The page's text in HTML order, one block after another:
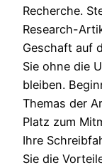
Recherche.
Research-
Geschaft auf
Sie ohne die
bleiben.
Themas der
Platz zum
Ihre
Sie die